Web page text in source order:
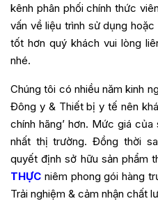
kênh phân phối chính thức
vấn về liệu trình sử dụng
tốt hơn quý khách vui lòng
nhé.
Chúng tôi có nhiều năm kinh
Đông y & Thiết bị y tế nên
chính hãng’ hơn. Mức giá
nhất thị trường. Đồng thời
quyết định sở hữu sản phẩm
THỰC niêm phong gói hàng
Trải nghiệm & cảm nhận chất